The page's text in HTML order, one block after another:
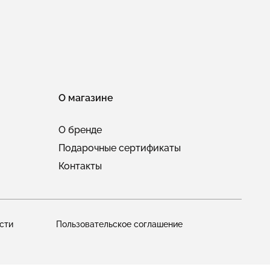
О магазине
О бренде
Подарочные сертификаты
Контакты
Пользовательское соглашение